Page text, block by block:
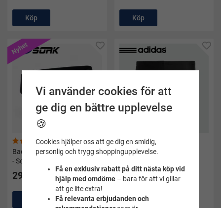
Köp Köp
(2)
Badbyxor breif Birger - svarta
- Soak
Nyhet
299 kr
Badbyxor solid boxer
299 kr
Köp
Vi använder cookies för att
ge dig en bättre upplevelse
🍪
Cookies hjälper oss att ge dig en smidig,
personlig och trygg shoppingupplevelse.
Få en exklusiv rabatt på ditt nästa köp vid
hjälp med omdöme– bara för att vi gillar
att ge lite extra!
Få relevanta erbjudanden och